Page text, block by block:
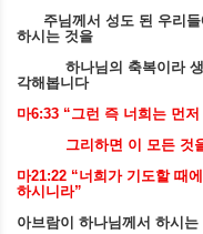
주님께서 성도 된 우리
하시는 것을
하나님의 축복이라
각해봅니다
마6:33 “그런 즉 너희는 먼
그리하면 이 모든 것
마21:22 “너희가 기도할 때
하시니라”
아브람이 하나님께서 하시는